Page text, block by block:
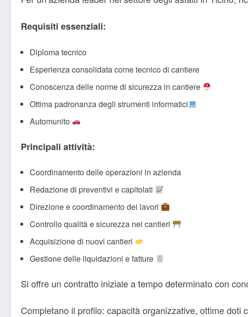
Requisiti essenziali:
Diploma tecnico
Esperienza consolidata come tecnico di cantiere
Conoscenza delle norme di sicurezza in cantiere
Ottima padronanza degli strumenti informatici
Automunito
Principali attività:
Coordinamento delle operazioni in azienda
Redazione di preventivi e capitolati
Direzione e coordinamento dei lavori
Controllo qualità e sicurezza nei cantieri
Acquisizione di nuovi cantieri
Gestione delle liquidazioni e fatture
Si offre un contratto iniziale a tempo determinato con
Completano il profilo: capacità organizzative, ottime doti